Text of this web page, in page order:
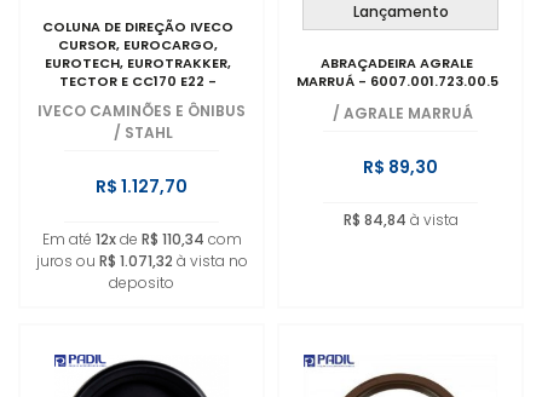
COLUNA DE DIREÇÃO IVECO
CURSOR, EUROCARGO,
EUROTECH, EUROTRAKKER,
TECTOR E CC170 E22 -
5801288375
IVECO CAMINÕES E ÔNIBUS
/ STAHL
R$ 1.127,70
Em até 12xde R$ 110,34 com
juros ou R$ 1.071,32 à vista no
deposito
Lançamento
ABRAÇADEIRA AGRALE
MARRUÁ - 6007.001.723.00.5
/ AGRALE MARRUÁ
R$ 89,30
R$ 84,84 à vista